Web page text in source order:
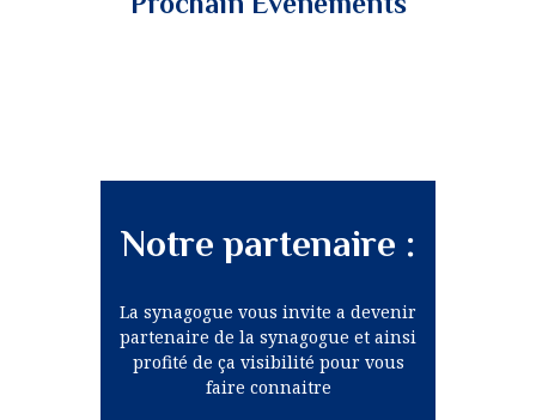
Notre partenaire :
La synagogue vous invite a devenir
partenaire de la synagogue et ainsi
profité de ça visibilité pour vous
faire connaitre